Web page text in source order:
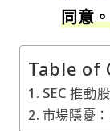
同意。
Table of
SEC 推動
市場隱憂